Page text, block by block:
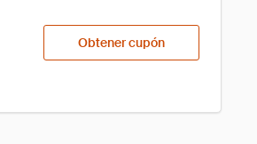
Obtener cupón